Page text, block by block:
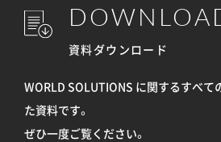
資料ダウンロード
WORLD SOLUTIONS に関するすべて
た資料です。
ぜひ一度ご覧ください。